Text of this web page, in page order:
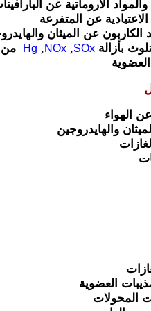
Hg ,NOx ,SOx
من
العضوية
المحولات